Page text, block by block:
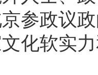
参政议
化软实